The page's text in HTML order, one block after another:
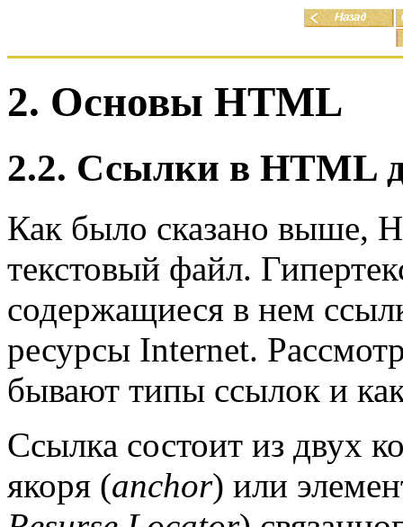
2. Основы HTML
2.2. Ссылки в HTML
Как было сказано выше,
текстовый файл.
содержащиеся в нем
ресурсы Internet.
бывают типы ссылок и
Ссылка состоит из двух
якоря (anchor) или